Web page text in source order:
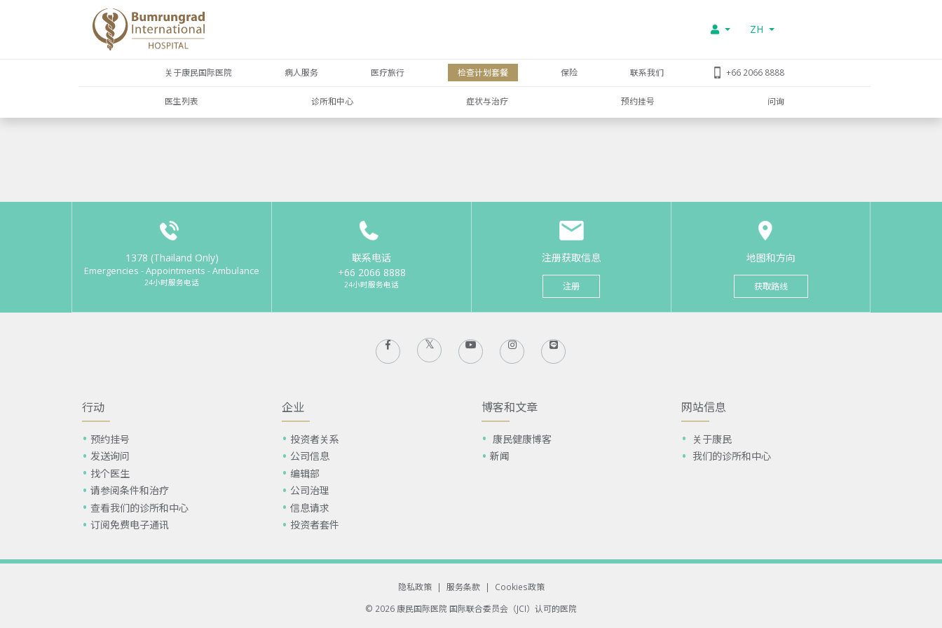
ZH
关于康民国际医院 病人服务 医疗旅行 检查计划套餐 保险 联系我们 +66 2066 8888
医生列表 诊所和中心 症状与治疗 预约挂号 问询
1378 (Thailand Only)
Emergencies - Appointments - Ambulance
24小时服务电话
联系电话
+66 2066 8888
24小时服务电话
注册获取信息
注册
地图和方向
获取路线
行动
预约挂号
发送询问
找个医生
请参阅条件和治疗
查看我们的诊所和中心
订阅免费电子通讯
企业
投资者关系
公司信息
编辑部
公司治理
信息请求
投资者套件
博客和文章
康民健康博客
新闻
网站信息
关于康民
我们的诊所和中心
隐私政策 | 服务条款 |
Cookies政策
© 2026 康民国际医院 国际联合委员会（JCI）认可的医院